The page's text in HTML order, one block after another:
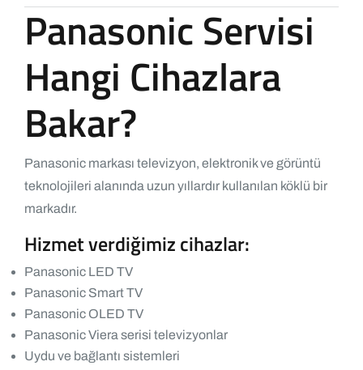
Panasonic Servisi
Hangi Cihazlara
Bakar?
Panasonic markası televizyon, elektronik ve görüntü
teknolojileri alanında uzun yıllardır kullanılan köklü bir
markadır.
Hizmet verdiğimiz cihazlar:
Panasonic LED TV
Panasonic Smart TV
Panasonic OLED TV
Panasonic Viera serisi televizyonlar
Uydu ve bağlantı sistemleri